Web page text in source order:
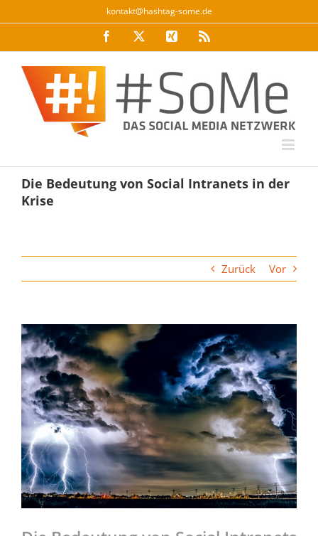
Inhalt
kontakt@hashtag-some.de
FacebookTwitterXing Rss
Die Bedeutung von Social Intranets in der
Krise
Zurück Vor
Zeige
grösseres
Bild